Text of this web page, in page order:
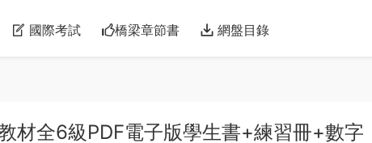
國際考試 橋梁章節書 網盤目錄
材全6級PDF電子版學生書+練習冊+數字